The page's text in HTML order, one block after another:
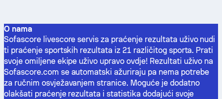
O nama
Sofascore livescore servis za praćenje rezultata uživo nudi
ti praćenje sportskih rezultata iz 21 različitog sporta. Prati
svoje omiljene ekipe uživo upravo ovdje! Rezultati uživo na
Sofascore.com se automatski ažuriraju pa nema potrebe
za ručnim osvježavanjem stranice. Moguće je dodatno
olakšati praćenje rezultata i statistika dodajući svoje